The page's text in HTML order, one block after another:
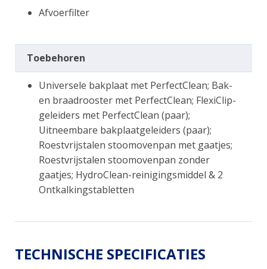
Afvoerfilter
Toebehoren
Universele bakplaat met PerfectClean; Bak-
en braadrooster met PerfectClean; FlexiClip-
geleiders met PerfectClean (paar);
Uitneembare bakplaatgeleiders (paar);
Roestvrijstalen stoomovenpan met gaatjes;
Roestvrijstalen stoomovenpan zonder
gaatjes; HydroClean-reinigingsmiddel & 2
Ontkalkingstabletten
TECHNISCHE SPECIFICATIES